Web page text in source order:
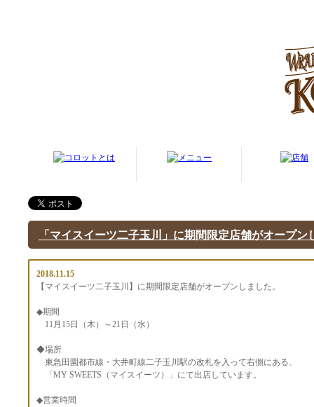
「マイスイーツ二子玉川」に期間限定店舗がオープン
2018.11.15
【マイスイーツ二子玉川】に期間限定店舗がオープンしました。
◆期間
11月15日（木）～21日（水）
◆場所
東急田園都市線・大井町線二子玉川駅の改札を入って右側にある、
「MY SWEETS（マイスイーツ）」にて出店しています。
◆営業時間